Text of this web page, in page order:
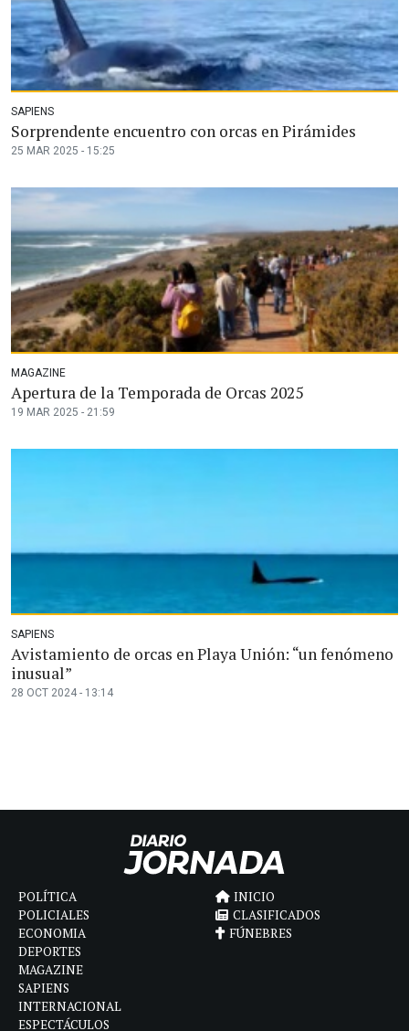
SAPIENS
Sorprendente encuentro con orcas en Pirámides
25 MAR 2025 - 15:25
MAGAZINE
Apertura de la Temporada de Orcas 2025
19 MAR 2025 - 21:59
SAPIENS
Avistamiento de orcas en Playa Unión: “un fenómeno
inusual”
28 OCT 2024 - 13:14
POLÍTICA
POLICIALES
ECONOMIA
DEPORTES
MAGAZINE
SAPIENS
INTERNACIONAL
ESPECTÁCULOS
INICIO
CLASIFICADOS
FÚNEBRES